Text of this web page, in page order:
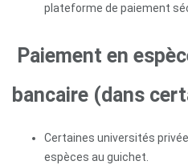
plateforme de paiement
Paiement en
bancaire (dans
Certaines universités
espèces au guichet.